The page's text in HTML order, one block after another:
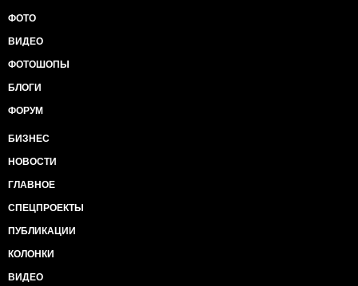
ФОТО
ВИДЕО
ФОТОШОПЫ
БЛОГИ
ФОРУМ
БИЗНЕС
НОВОСТИ
ГЛАВНОЕ
СПЕЦПРОЕКТЫ
ПУБЛИКАЦИИ
КОЛОНКИ
ВИДЕО